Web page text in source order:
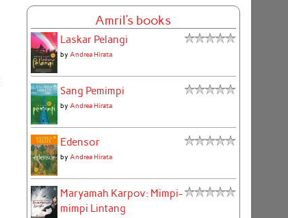
Amril's books
Laskar Pelangi
by Andrea Hirata
Sang Pemimpi
by Andrea Hirata
Edensor
by Andrea Hirata
Maryamah Karpov: Mimpi-
mimpi Lintang